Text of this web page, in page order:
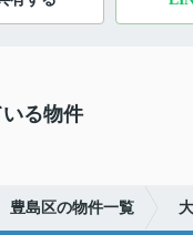
る物件
豊島区の物件一覧